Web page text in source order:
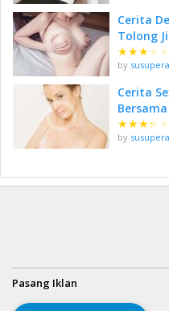
Cerita
Tolong
★★★★ ★
by
Cerita
★★★★ ★
by
Pasang Iklan